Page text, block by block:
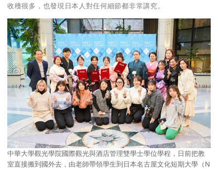
收穫很多，也發現日本人對任何細節都非常講究。
中華大學觀光學院國際觀光與酒店管理雙學士學位學程，日前把教
室直接搬到國外去，由老師帶領學生到日本名古屋文化短期大學（N